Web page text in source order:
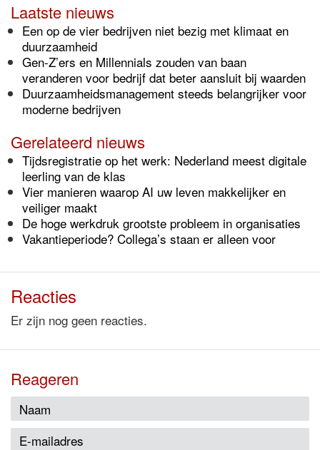
Laatste nieuws
Een op de vier bedrijven niet bezig met klimaat en
duurzaamheid
Gen-Z’ers en Millennials zouden van baan
veranderen voor bedrijf dat beter aansluit bij waarden
Duurzaamheidsmanagement steeds belangrijker voor
moderne bedrijven
Gerelateerd nieuws
Tijdsregistratie op het werk: Nederland meest digitale
leerling van de klas
Vier manieren waarop AI uw leven makkelijker en
veiliger maakt
De hoge werkdruk grootste probleem in organisaties
Vakantieperiode? Collega’s staan er alleen voor
Reacties
Er zijn nog geen reacties.
Reageren